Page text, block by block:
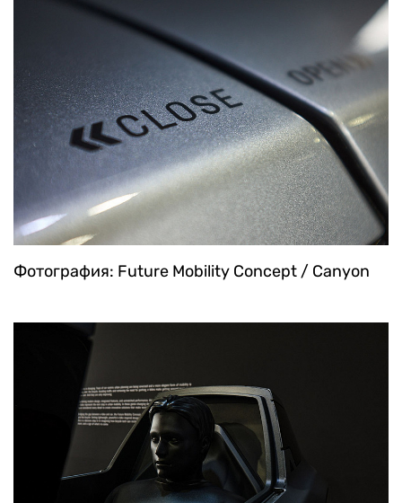
Фотография: Future Mobility Concept / Canyon